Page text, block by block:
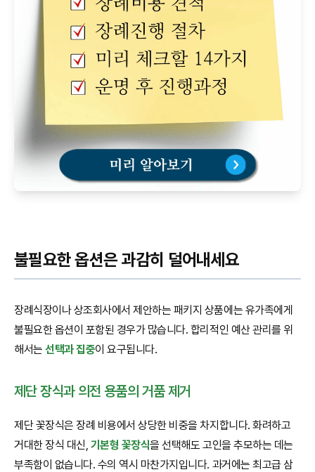
불필요한 옵션은 과감히 덜어내세요
장례식장이나 상조회사에서 제안하는 패키지 상품에는 유가족에게
불필요한 옵션이 포함된 경우가 많습니다. 합리적인 예산 관리를 위
해서는선택과 집중이 요구됩니다.
제단 장식과 의전 용품의 거품 제거
제단 꽃장식은 장례 비용에서 상당한 비중을 차지합니다. 화려하고
거대한 장식 대신, 기본형 꽃장식을 선택해도 고인을 추모하는 데는
부족함이 없습니다. 수의 역시 마찬가지입니다. 과거에는 최고급 삼